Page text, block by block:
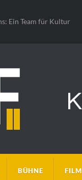
Ein Team für Kultur
BÜHNE FILM